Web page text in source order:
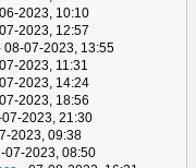
2023, 10:10
2023, 12:57
08-07-2023, 13:55
2023, 11:31
2023, 14:24
2023, 18:56
2023, 21:30
2023, 09:38
07-2023, 08:50